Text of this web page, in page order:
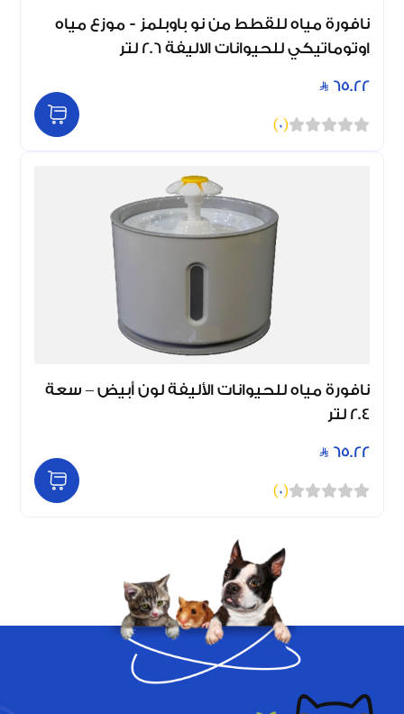
نافورة مياه للقطط من نو باوبلمز - موزع مياه
اوتوماتيكي للحيوانات الاليفة 2.6 لتر
65.22
(
0
)
نافورة مياه للحيوانات الأليفة لون أبيض – سعة
2.4 لتر
65.22
(
0
)